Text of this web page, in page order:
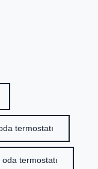
termostatı
termostatı